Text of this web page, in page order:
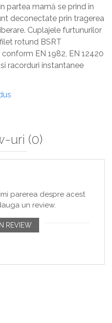
partea mamă se prind în
deconectate prin tragerea
Cuplajele furtunurilor
rotund BSRT
EN 1982, EN 12420
racorduri instantanee
uri (0)
parerea despre acest
un review.
REVIEW